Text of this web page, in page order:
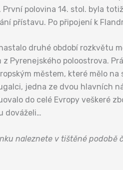
První polovina 14. stol. byla
přístavu. Po připojení k
druhé období rozkvětu
Pyrenejského poloostrova.
městem, které mělo
jedna ze dvou hlavních
do celé Evropy veškeré
dováželi…
naleznete v tištěné podobě